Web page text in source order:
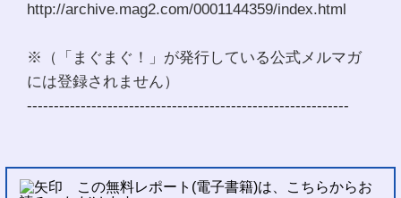
http://archive.mag2.com/0001144359/index.html
※（「まぐまぐ！」が発行している公式メルマガ
には登録されません）
------------------------------------------------------------
この無料レポート(電子書籍)は、こちらからお